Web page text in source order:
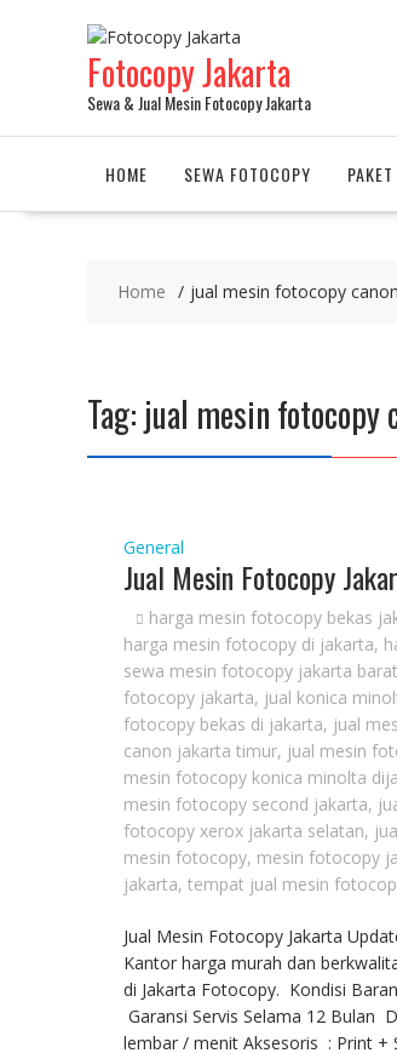
Fotocopy Jakarta
Sewa & Jual Mesin Fotocopy Jakarta
HOME SEWA FOTOCOPY
Home jual mesin fotocopy
Tag: jual mesin fotocopy
General
Jual Mesin Fotocopy
harga mesin fotocopy bekas
harga mesin fotocopy di jakarta,
sewa mesin fotocopy jakarta barat
fotocopy jakarta, jual konica
fotocopy bekas di jakarta, jual
canon jakarta timur, jual mesin
mesin fotocopy konica minolta
mesin fotocopy second jakarta,
fotocopy xerox jakarta selatan,
mesin fotocopy, mesin fotocopy
jakarta, tempat jual mesin
Jual Mesin Fotocopy Jakarta
Kantor harga murah dan
di Jakarta Fotocopy. Kondisi
Garansi Servis Selama 12 Bulan
lembar / menit Aksesoris : Print +